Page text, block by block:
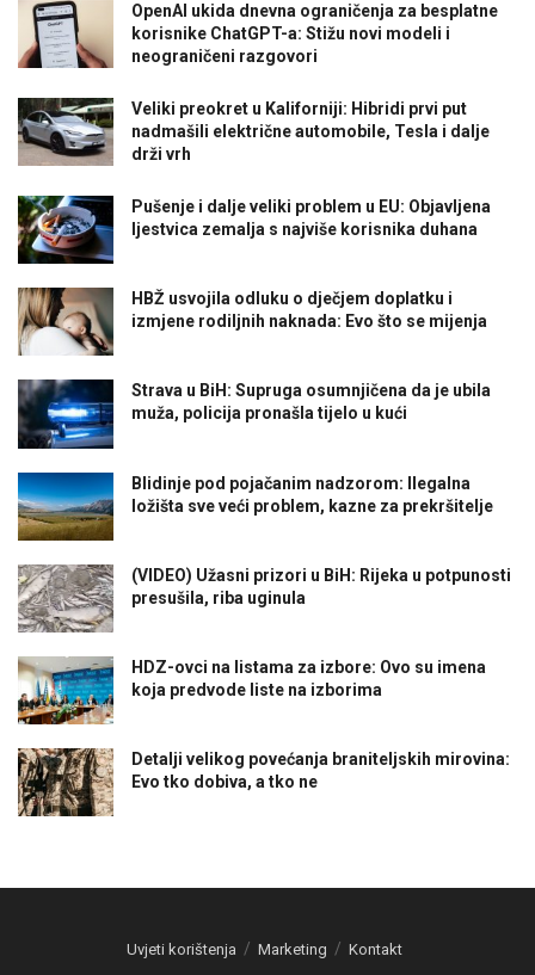
OpenAI ukida dnevna ograničenja za besplatne
korisnike ChatGPT-a: Stižu novi modeli i
neograničeni razgovori
Veliki preokret u Kaliforniji: Hibridi prvi put
nadmašili električne automobile, Tesla i dalje
drži vrh
Pušenje i dalje veliki problem u EU: Objavljena
ljestvica zemalja s najviše korisnika duhana
HBŽ usvojila odluku o dječjem doplatku i
izmjene rodiljnih naknada: Evo što se mijenja
Strava u BiH: Supruga osumnjičena da je ubila
muža, policija pronašla tijelo u kući
Blidinje pod pojačanim nadzorom: Ilegalna
ložišta sve veći problem, kazne za prekršitelje
(VIDEO) Užasni prizori u BiH: Rijeka u potpunosti
presušila, riba uginula
HDZ-ovci na listama za izbore: Ovo su imena
koja predvode liste na izborima
Detalji velikog povećanja braniteljskih mirovina:
Evo tko dobiva, a tko ne
Uvjeti korištenja Marketing Kontakt